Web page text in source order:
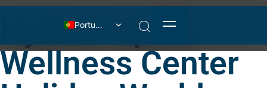
Português
Español
English
Français
Hydros Spa &
Wellness Center